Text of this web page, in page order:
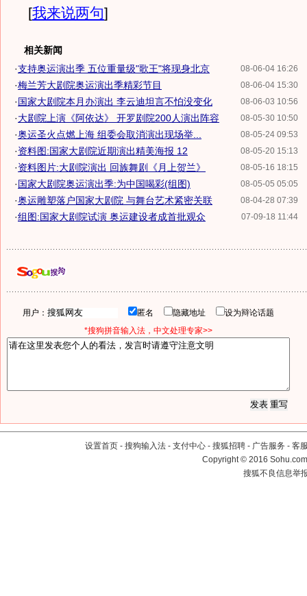
[我来说两句]
相关新闻
08-06-04 16:26
·支持奥运演出季 五位重量级"歌王"将现身北京
08-06-04 15:30
·梅兰芳大剧院奥运演出季精彩节目
08-06-03 10:56
·国家大剧院本月办演出 李云迪坦言不怕没变化
08-05-30 10:50
·大剧院上演《阿依达》 开罗剧院200人演出阵容
08-05-24 09:53
·奥运圣火点燃上海 组委会取消演出现场举...
08-05-20 15:13
·资料图:国家大剧院近期演出精美海报 12
08-05-16 18:15
·资料图片:大剧院演出 回族舞剧《月上贺兰》
08-05-05 05:05
·国家大剧院奥运演出季:为中国喝彩(组图)
08-04-28 07:39
·奥运雕塑落户国家大剧院 与舞台艺术紧密关联
07-09-18 11:44
·组图:国家大剧院试演 奥运建设者成首批观众
用户： 匿名 隐藏地址
设为辩论话题
*搜狗拼音输入法，中文处理专家>>
设置首页 - 搜狗输入法 - 支付中心 - 搜狐招聘 - 广告服务 - 客
Copyright©2016
搜狐不良信息举